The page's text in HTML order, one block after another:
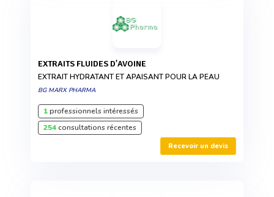
EXTRAITS FLUIDES D'AVOINE
EXTRAIT HYDRATANT ET APAISANT POUR LA PEAU
BG MARX PHARMA
1professionnels intéressés
254consultations récentes
Recevoir un devis